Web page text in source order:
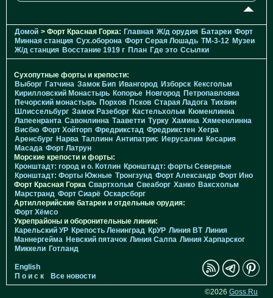
Домой > Форт Красная Горка: Главная Ж/д орудия Батареи Форт
Минная станция Cух.оборона Форт Серая Лошадь TM-3-12 Музеи
Ж/д станция Восстание 1919 г План Где это Ссылки
Сухопутные форты и крепости:
Выборг Гатчина Замок Бип Ивангород Изборск Кексгольм
Кирилловский Монастырь Копорье Новгород Петропавловка
Печорcкий монастырь Порхов Псков Старая Ладога Тихвин
Шлиссельбург Замок Разеборг Кастельхольм Кюменлинна
Лапеенранта Савонлинна Тааветти Турку Хамина Хямеенлинна
Висбю Форт Хойторп Фредрикстад Фредрикстен Хегра
Аренсбург Нарва Таллинн Антипатрис Иерусалим Кесария
Масада Форт Латрун
Морские крепости и форты:
Кронштадт: город и о. Котлин Кронштадт: форты Северные
Кронштадт: Форты Южные Тронгзунд Форт Александр Форт Ино
Форт Красная Горка Свартхольм Свеаборг Ханко Ваксхольм
Марстранд Форт Сиарё Оскарсборг
Артиллерийские батареи и отдельные орудия:
Форт Хёмсо
Укрепрайоны и оборонительные линии:
Карельский УР Крепость Ленинград КрУР Линия ВТ Линия
Маннергейма Невский пятачок Линия Салпа Линия Харпарског
Миккели Готланд
English
П о и с к
Все новости
©2026 Goss.Ru